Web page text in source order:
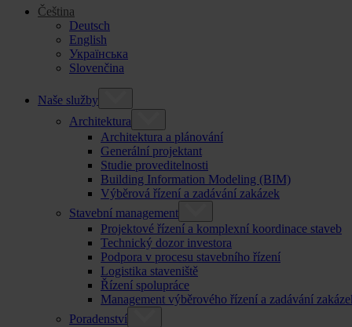
Čeština
Deutsch
English
Українська
Slovenčina
Naše služby
Architektura
Architektura a plánování
Generální projektant
Studie proveditelnosti
Building Information Modeling (BIM)
Výběrová řízení a zadávání zakázek
Stavební management
Projektové řízení a komplexní koordinace staveb
Technický dozor investora
Podpora v procesu stavebního řízení
Logistika staveniště
Řízení spolupráce
Management výběrového řízení a zadávání
Poradenství